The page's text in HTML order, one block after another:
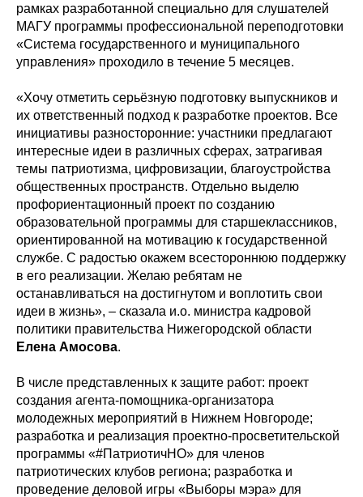
рамках разработанной специально для слушателей
МАГУ программы профессиональной переподготовки
«Система государственного и муниципального
управления» проходило в течение 5 месяцев.
«Хочу отметить серьёзную подготовку выпускников и
их ответственный подход к разработке проектов. Все
инициативы разносторонние: участники предлагают
интересные идеи в различных сферах, затрагивая
темы патриотизма, цифровизации, благоустройства
общественных пространств. Отдельно выделю
профориентационный проект по созданию
образовательной программы для старшеклассников,
ориентированной на мотивацию к государственной
службе. С радостью окажем всестороннюю поддержку
в его реализации. Желаю ребятам не
останавливаться на достигнутом и воплотить свои
идеи в жизнь», – сказала и.о. министра кадровой
политики правительства Нижегородской области
Елена Амосова.
В числе представленных к защите работ: проект
создания агента-помощника-организатора
молодежных мероприятий в Нижнем Новгороде;
разработка и реализация проектно-просветительской
программы «#ПатриотичНО» для членов
патриотических клубов региона; разработка и
проведение деловой игры «Выборы мэра» для